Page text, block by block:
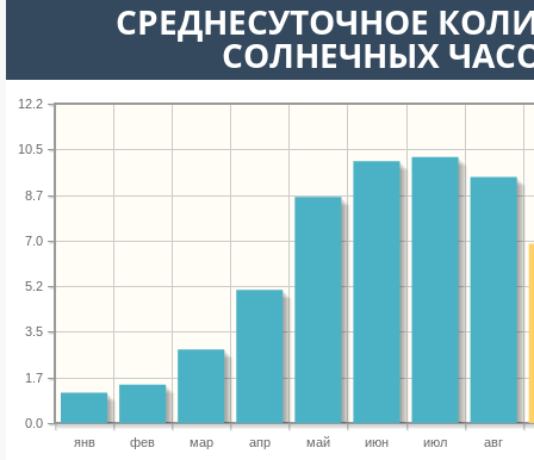
СРЕДНЕСУТОЧНОЕ
СОЛНЕЧНЫХ
янв фев мар апр май июн июл авг
0.0
1.7
3.5
5.2
7.0
8.7
10.5
12.2